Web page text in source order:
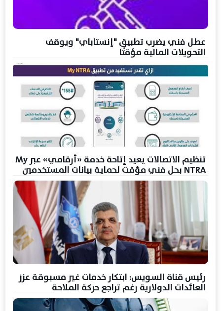
عطل فني يضرب تطبيق "إنستاباي" ويوقف
التحويلات المالية مؤقتًا
تنظيم الاتصالات يعيد إتاحة خدمة «أرقامي» عبر My
NTRA بحل فني مؤقت لحماية بيانات المستخدمين
رئيس قناة السويس: ابتكار خدمات غير مسبوقة عزز
العائدات الدولارية رغم تراجع حركة الملاحة